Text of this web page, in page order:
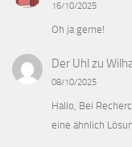
16/10/2025
Oh ja gerne!
Der Uhl zu
08/10/2025
Hallo, Bei
eine ähnlich